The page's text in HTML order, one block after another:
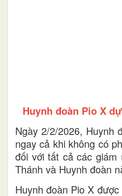
Huynh đoàn Pio X
Ngày 2/2/2026, Huynh
ngay cả khi không có
đối với tất cả các
Thánh và Huynh đoàn
Huynh đoàn Pio X